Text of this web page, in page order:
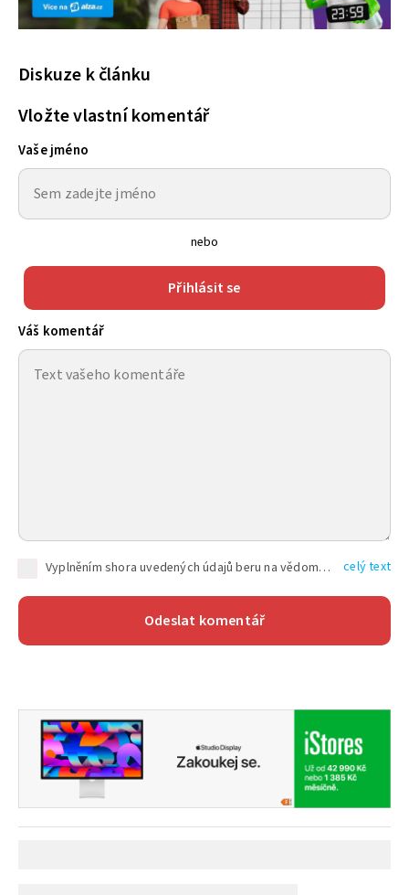
Diskuze k článku
Vložte vlastní komentář
Vaše jméno
nebo
Přihlásit se
Váš komentář
Vyplněním shora uvedených údajů beru na vědomí, že společnost TEXT FACTORY s.r.o., sídlem Brno, Durďákova 336/29, Černá Pole, PSČ: 613 00, IČ: 06157831, zapsané u Krajského soudu v Brně, oddíl C, vložka 100399, bude zpracovávat mé osobní údaje uvedené v rámci mnou vyplněného registračního formuláře na základě oprávněných zájmů TEXT FACTORY s.r.o. dle čl. 6 odst. 1 písm. f) GDPR a pro splnění právních povinností (čl. 6 odst. 1 písm. c) GDPR), a to pro tyto účely: nezbytnost zajistit oprávnění návštěvníka webových stránek provozovaných společností TEXT FACTORY s.r.o. přispívat aktivně ke zveřejněným článkům nebo v rámci diskusních fór a výkon práv TEXT FACTORY s.r.o. jako administrátora těchto diskusních fór. Více informací o zpracování osobních údajů a právech lze nalézt v celý text